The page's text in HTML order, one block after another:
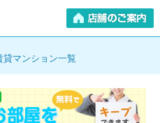
マンション一覧